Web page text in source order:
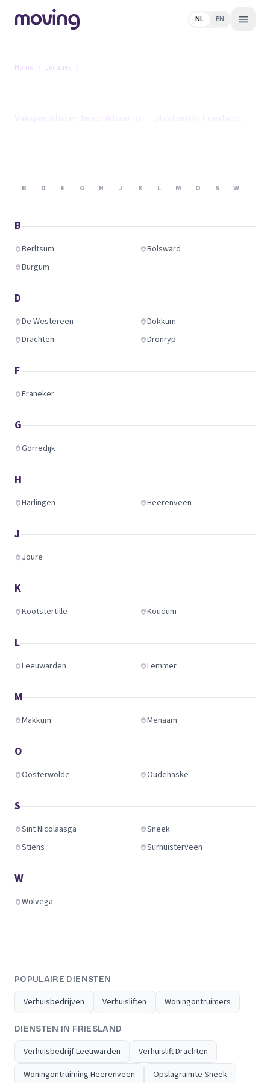
NL EN
Home / Locaties /
B D F G H J K L M O S W
B
Berltsum
Bolsward
Burgum
D
De Westereen
Dokkum
Drachten
Dronryp
F
Franeker
G
Gorredijk
H
Harlingen Heerenveen
J
Joure
K
Kootstertille Koudum
L
Leeuwarden Lemmer
M
Makkum Menaam
O
Oosterwolde Oudehaske
S
Sint Nicolaasga
Sneek
Stiens
Surhuisterveen
W
Wolvega
POPULAIRE DIENSTEN
Verhuisbedrijven Verhuisliften Woningontruimers
DIENSTEN IN FRIESLAND
Verhuisbedrijf Leeuwarden
Verhuislift Drachten
Woningontruiming Heerenveen
Opslagruimte Sneek